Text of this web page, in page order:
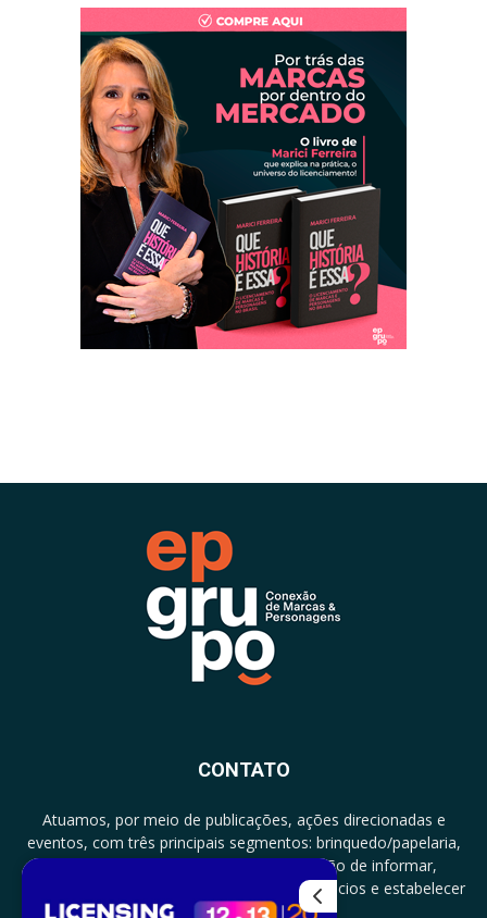
CONTATO
Atuamos, por meio de publicações, ações direcionadas e
eventos, com três principais segmentos: brinquedo/papelaria,
licenciamento e zero a três com a missão de informar,
documentar, proporcionar encontro de negócios e estabelecer
parcerias.